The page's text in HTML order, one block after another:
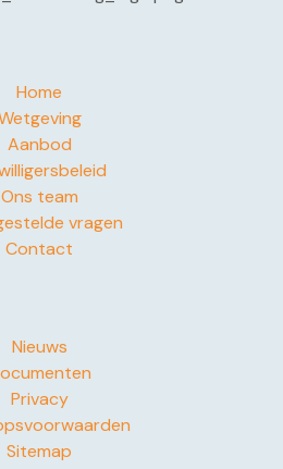
Home
Aanbod
Ons team
vragen
Contact
Nieuws
Privacy
Sitemap